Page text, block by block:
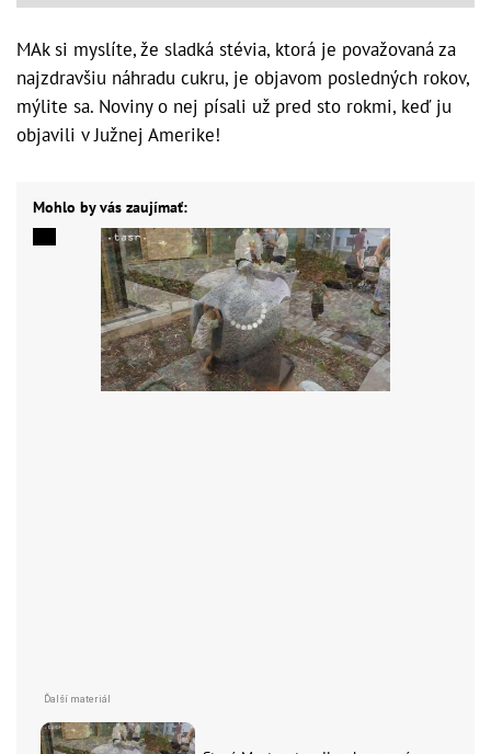
MAk si myslíte, že sladká stévia, ktorá je považovaná za
najzdravšiu náhradu cukru, je objavom posledných rokov,
mýlite sa. Noviny o nej písali už pred sto rokmi, keď ju
objavili v Južnej Amerike!
Mohlo by vás zaujímať: